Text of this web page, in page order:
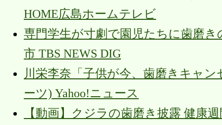
HOME広島ホームテレビ
専門学生が寸劇で園児たちに歯磨
市 TBS NEWS DIG
川栄李奈「子供が今、歯磨きキャ
ーツ) Yahoo!ニュース
【動画】クジラの歯磨き披露 健康